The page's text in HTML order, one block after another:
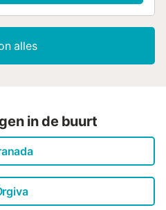
charmante stad die naast het
vakantie....
alles
in de buurt